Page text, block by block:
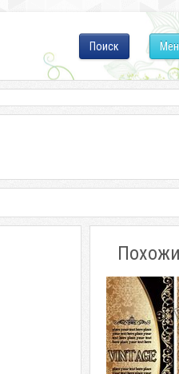
Поиск